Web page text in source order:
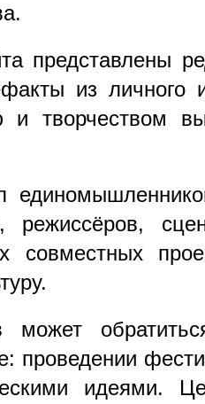
представлены
из
и творчеством
режиссёров,
совместных
может
проведении
идеями.